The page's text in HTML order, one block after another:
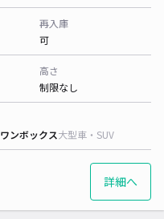
再入庫
可
高さ
制限なし
ワンボックス大型車・SUV
詳細へ